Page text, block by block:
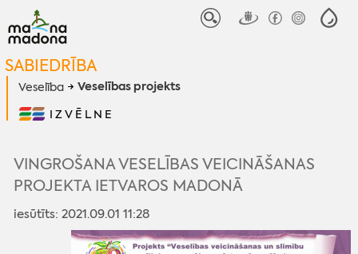
SABIEDRĪBA
Veselība Veselības projekts
IZVĒLNE
VINGROŠANA VESELĪBAS VEICINĀŠANAS
PROJEKTA IETVAROS MADONĀ
iesūtīts: 2021.09.01 11:28